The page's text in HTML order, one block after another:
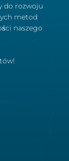
do rozwoju
metod
naszego